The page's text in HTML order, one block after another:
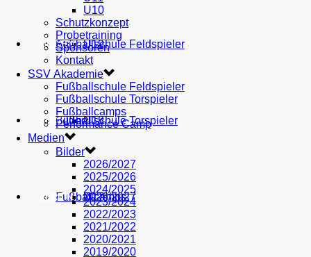
AH U19
U18
U17
Fußballschule Feldspieler
Fußballschule Torspieler
Fußballcamps
MEDIEN
Bilder
2026/2027
SHOP
VEREIN
U10
Schutzkonzept
Probetraining
Sponsoren
Kontakt
SSV Akademie
Fußballschule Feldspieler
Fußballschule Torspieler
Fußballcamps
Performance Camp
Medien
Bilder
2026/2027
2025/2026
2024/2025
2023/2024
2022/2023
2021/2022
2020/2021
2019/2020